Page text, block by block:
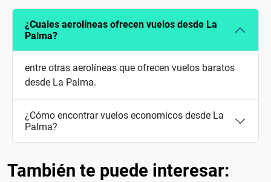
¿Cuales aerolíneas ofrecen vuelos desde La
Palma?
entre otras aerolíneas que ofrecen vuelos baratos
desde La Palma.
¿Cómo encontrar vuelos economicos desde La
Palma?
También te puede interesar: